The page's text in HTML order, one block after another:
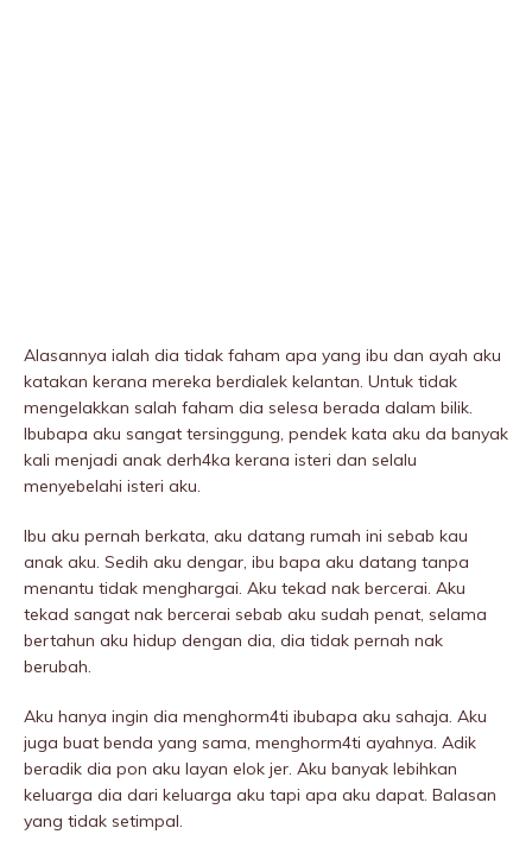
Alasannya ialah dia tidak faham apa yang ibu dan ayah aku
katakan kerana mereka berdialek kelantan. Untuk tidak
mengelakkan salah faham dia selesa berada dalam bilik.
Ibubapa aku sangat tersinggung, pendek kata aku da banyak
kali menjadi anak derh4ka kerana isteri dan selalu
menyebeIahi isteri aku.
Ibu aku pernah berkata, aku datang rumah ini sebab kau
anak aku. Sedih aku dengar, ibu bapa aku datang tanpa
menantu tidak menghargai. Aku tekad nak bercerai. Aku
tekad sangat nak bercerai sebab aku sudah penat, selama
bertahun aku hidup dengan dia, dia tidak pernah nak
berubah.
Aku hanya ingin dia menghorm4ti ibubapa aku sahaja. Aku
juga buat benda yang sama, menghorm4ti ayahnya. Adik
beradik dia pon aku layan elok jer. Aku banyak lebihkan
keluarga dia dari keluarga aku tapi apa aku dapat. BaIasan
yang tidak setimpal.